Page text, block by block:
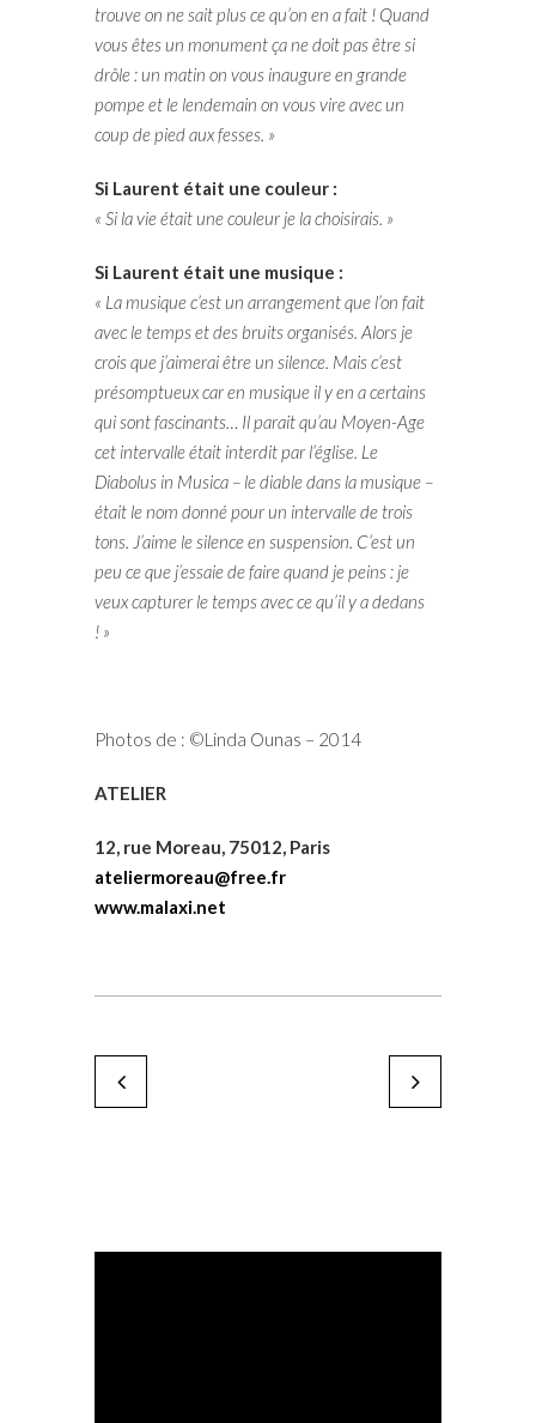
trouve on ne sait plus ce qu’on en a fait ! Quand
vous êtes un monument ça ne doit pas être si
drôle : un matin on vous inaugure en grande
pompe et le lendemain on vous vire avec un
coup de pied aux fesses. »
Si Laurent était une couleur :
« Si la vie était une couleur je la choisirais. »
Si Laurent était une musique :
« La musique c’est un arrangement que l’on fait
avec le temps et des bruits organisés. Alors je
crois que j’aimerai être un silence. Mais c’est
présomptueux car en musique il y en a certains
qui sont fascinants… Il parait qu’au Moyen-Age
cet intervalle était interdit par l’église. Le
Diabolus in Musica – le diable dans la musique –
était le nom donné pour un intervalle de trois
tons. J’aime le silence en suspension. C’est un
peu ce que j’essaie de faire quand je peins : je
veux capturer le temps avec ce qu’il y a dedans
! »
Photos de : ©Linda Ounas – 2014
ATELIER
12, rue Moreau, 75012, Paris
ateliermoreau@free.fr
www.malaxi.net
Ava Bob
Gabor Breznay